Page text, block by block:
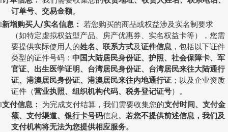
订单号、交易金额。
l新增购买人/实名信息：
若您购买的商品或权益涉及实名制要求
（如特定虚拟权益型产品、房产优惠券、实名权益卡等），您需
要提供实际使用人的姓名、联系方式及证件信息 ，包括以下证件
类型的证件号码：中国大陆居民身份证、护照、社会保障卡、军
官证、出生医学证明、台湾居民身份证、台湾居民来往大陆通行
证、港澳居民身份证、港澳居民来往内地通行证 ；以及企业资质
证件（营业执照、组织机构代码、税务登记证号）。
l支付信息： 为完成支付结算，我们需要收集您的支付时间、支付金
额、支付渠道、银行卡号码信息。若您不提供前述信息，我们及
支付机构将无法为您提供相应服务。